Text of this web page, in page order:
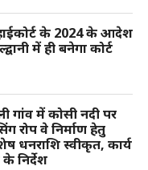
के 2024 के आदेश
में ही बनेगा कोर्ट
गांव में कोसी नदी पर
रोप वे निर्माण हेतु
धनराशि स्वीकृत, कार्य
निर्देश